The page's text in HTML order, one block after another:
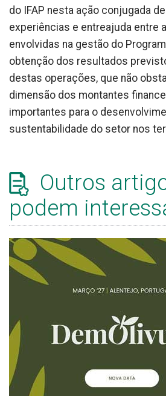
do IFAP nesta ação conjugada
experiências e entreajuda entre
envolvidas na gestão do
obtenção dos resultados
destas operações, que não
dimensão dos montantes
importantes para o
sustentabilidade do setor nos
Outros
podem